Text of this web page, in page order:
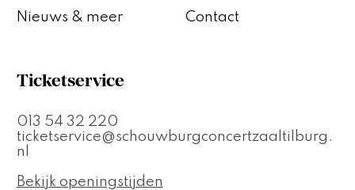
Nieuws & meer Contact
Ticketservice
013 54 32 220
ticketservice@schouwburgconcertzaaltilburg.
nl
Bekijk openingstijden